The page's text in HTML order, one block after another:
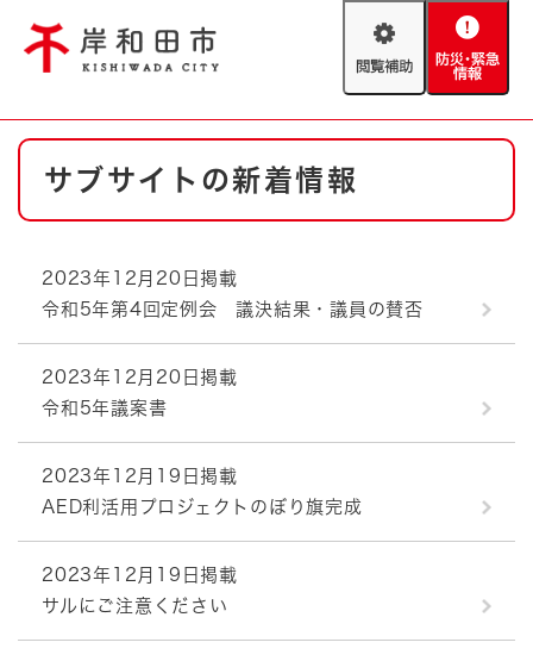
閲
助
防
緊
やさしい日本語
文字サイズ 標準 拡大
背景色変更 白 黒 青
防災・緊急情報 救急・消防
ハザードマップ AED設置箇所
とじる
本
サブサイトの新着情報
2023年12月20日掲載
令和5年第4回定例会 議決結果・議員の賛否
2023年12月20日掲載
令和5年議案書
2023年12月19日掲載
AED利活用プロジェクトのぼり旗完成
2023年12月19日掲載
サルにご注意ください